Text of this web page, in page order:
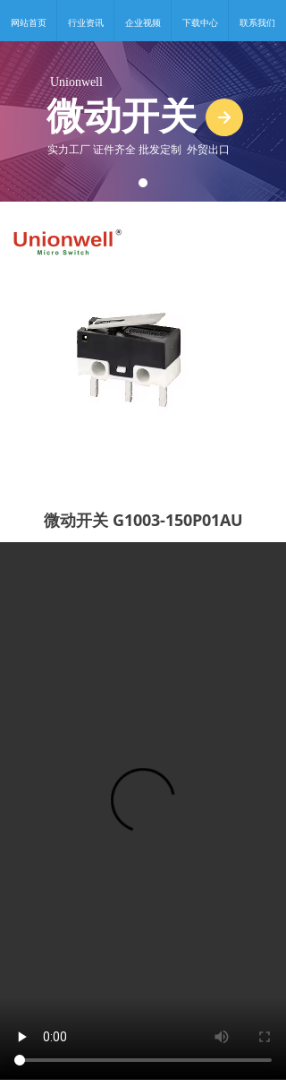
网站首页 行业资讯 企业视频 下载中心 联系我们
实力工厂 证件齐全 批发定制 外贸出口
微动开关
Unionwell
녒
微动开关 G1003-150P01AU